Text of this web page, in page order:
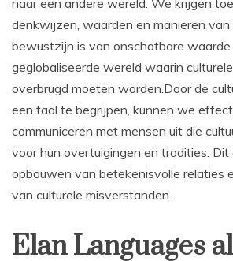
denkwijzen, waarden en manieren van
bewustzijn is van onschatbare
geglobaliseerde wereld waarin
overbrugd moeten worden.Door de
een taal te begrijpen, kunnen we
communiceren met mensen uit die
voor hun overtuigingen en tradities.
opbouwen van betekenisvolle relaties
van culturele misverstanden.
Elan Languages